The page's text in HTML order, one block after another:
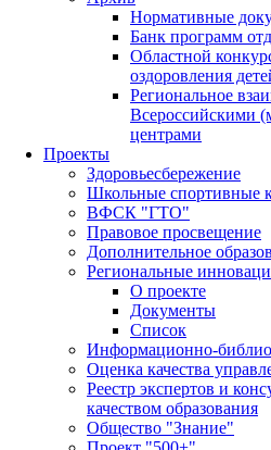
Нормативные
Банк программ
Областной
оздоровления
Региональное
Всероссийскими
центрами
Проекты
Здоровьесбережение
Школьные спортивные
ВФСК "ГТО"
Правовое просвещение
Дополнительное
Региональные
О проекте
Документы
Список
Информационно-
Оценка качества
Реестр экспертов и
качеством образования
Общество "Знание"